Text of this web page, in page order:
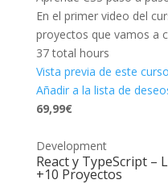
En el primer video del
proyectos que vamos a
37 total hours
Vista previa de este curso
Añadir a la lista de
69,99€
Development
React y TypeScript –
+10 Proyectos